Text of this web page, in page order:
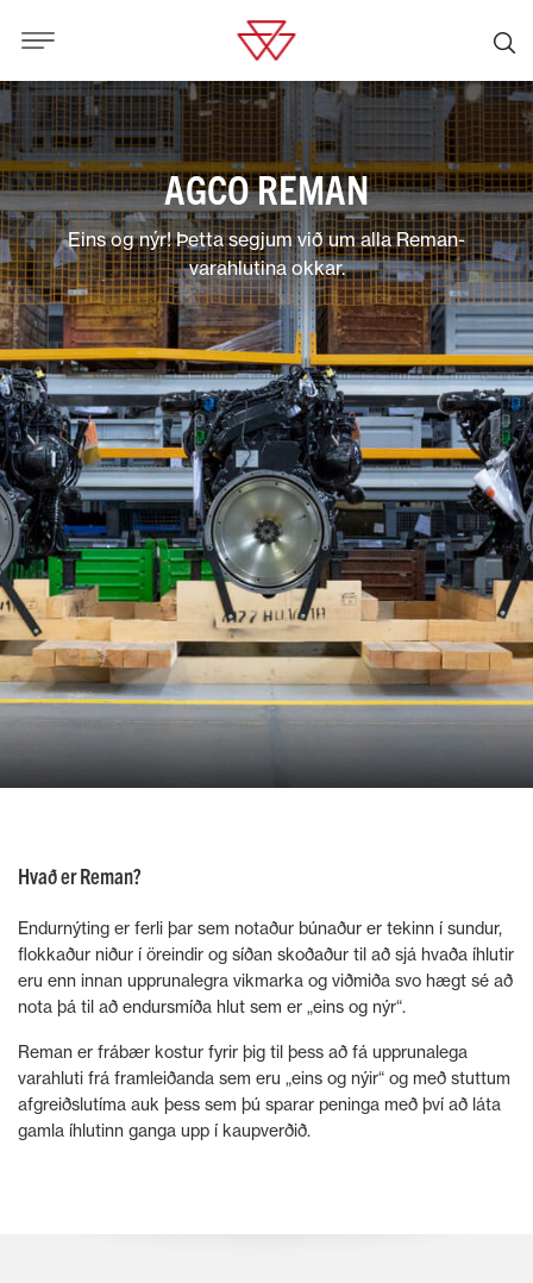
AGCO REMAN
Eins og nýr! Þetta segjum við um alla Reman-
varahlutina okkar.
Hvað er Reman?
Endurnýting er ferli þar sem notaður búnaður er tekinn í sundur,
flokkaður niður í öreindir og síðan skoðaður til að sjá hvaða íhlutir
eru enn innan upprunalegra vikmarka og viðmiða svo hægt sé að
nota þá til að endursmíða hlut sem er „eins og nýr“.
Reman er frábær kostur fyrir þig til þess að fá upprunalega
varahluti frá framleiðanda sem eru „eins og nýir“ og með stuttum
afgreiðslutíma auk þess sem þú sparar peninga með því að láta
gamla íhlutinn ganga upp í kaupverðið.